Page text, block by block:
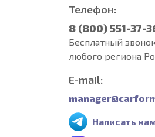
Телефон:
8 (800) 551-37-
Бесплатный
любого региона
E-mail:
Написать